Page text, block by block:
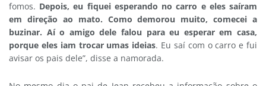
fomos. Depois, eu fiquei esperando no carro e eles saíram
em direção ao mato. Como demorou muito, comecei a
buzinar. Aí o amigo dele falou para eu esperar em casa,
porque eles iam trocar umas ideias. Eu saí com o carro e fui
avisar os pais dele”, disse a namorada.